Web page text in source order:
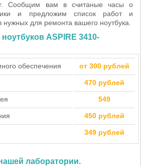
Сообщим вам в считаные часы о
и предложим список работ и
для ремонта вашего ноутбука.
ASPIRE 3410-
обеспечения от 300 рублей
470 рублей
549
450 рублей
349 рублей
лаборатории.